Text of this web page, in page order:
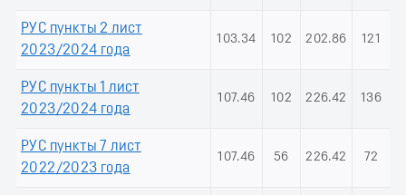
РУС пункты 2 лист
2023/2024 года
103.34 102 202.86 121
РУС пункты 1 лист
2023/2024 года
107.46 102 226.42 136
РУС пункты 7 лист
2022/2023 года
107.46 56 226.42 72